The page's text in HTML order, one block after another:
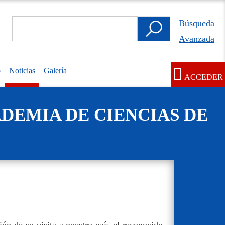
Búsqueda
Búsqueda
Avanzada
Noticias Galería
User
menu
ACCEDER
DE CIENCIAS DE